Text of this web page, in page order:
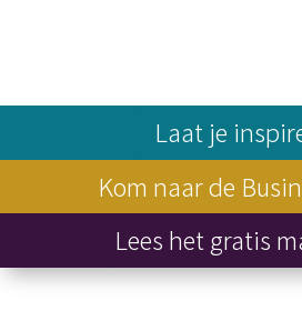
Laat je
Kom naar de
Lees het gratis